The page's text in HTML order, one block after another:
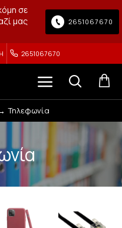
σε
μας
2651067670
2651067670
Τηλεφωνία